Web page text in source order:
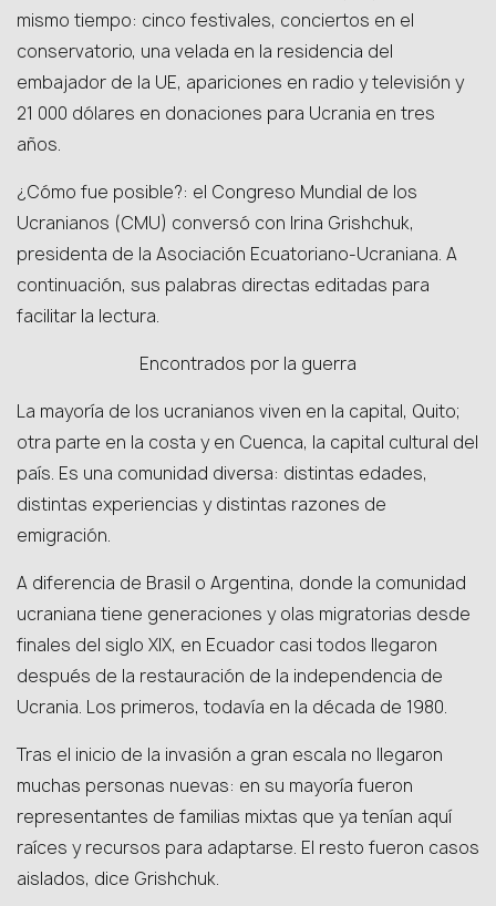
mismo tiempo: cinco festivales, conciertos en el
conservatorio, una velada en la residencia del
embajador de la UE, apariciones en radio y televisión y
21 000 dólares en donaciones para Ucrania en tres
años.
¿Cómo fue posible?: el Congreso Mundial de los
Ucranianos (СMU) conversó con Irina Grishchuk,
presidenta de la Asociación Ecuatoriano-Ucraniana. A
continuación, sus palabras directas editadas para
facilitar la lectura.
Encontrados por la guerra
La mayoría de los ucranianos viven en la capital, Quito;
otra parte en la costa y en Cuenca, la capital cultural del
país. Es una comunidad diversa: distintas edades,
distintas experiencias y distintas razones de
emigración.
A diferencia de Brasil o Argentina, donde la comunidad
ucraniana tiene generaciones y olas migratorias desde
finales del siglo XIX, en Ecuador casi todos llegaron
después de la restauración de la independencia de
Ucrania. Los primeros, todavía en la década de 1980.
Tras el inicio de la invasión a gran escala no llegaron
muchas personas nuevas: en su mayoría fueron
representantes de familias mixtas que ya tenían aquí
raíces y recursos para adaptarse. El resto fueron casos
aislados, dice Grishchuk.